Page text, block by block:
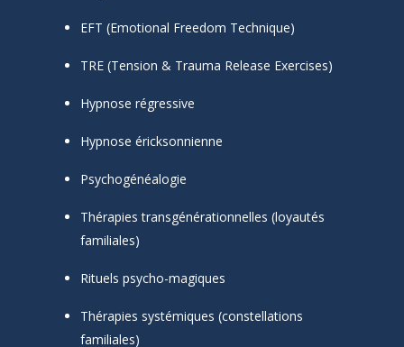
EFT (Emotional Freedom Technique)
TRE (Tension & Trauma Release Exercises)
Hypnose régressive
Hypnose éricksonnienne
Psychogénéalogie
Thérapies transgénérationnelles (loyautés
familiales)
Rituels psycho-magiques
Thérapies systémiques (constellations
familiales)